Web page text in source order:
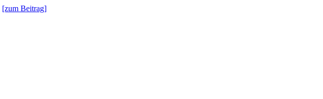
[zum Beitrag]